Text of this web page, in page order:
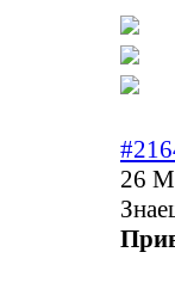
26